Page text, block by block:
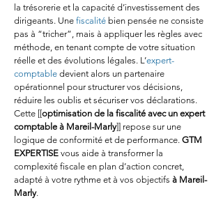
la trésorerie et la capacité d’investissement des
dirigeants. Une fiscalité bien pensée ne consiste
pas à “tricher”, mais à appliquer les règles avec
méthode, en tenant compte de votre situation
réelle et des évolutions légales. L’expert-
comptable devient alors un partenaire
opérationnel pour structurer vos décisions,
réduire les oublis et sécuriser vos déclarations.
Cette [[optimisation de la fiscalité avec un expert
comptable à Mareil-Marly]] repose sur une
logique de conformité et de performance. GTM
EXPERTISE vous aide à transformer la
complexité fiscale en plan d’action concret,
adapté à votre rythme et à vos objectifs à Mareil-
Marly.